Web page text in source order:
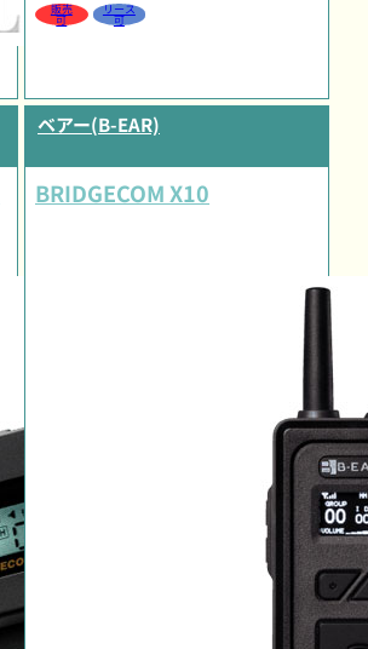
販売
可
リース
可
ベアー(B-EAR)
BRIDGECOM X10